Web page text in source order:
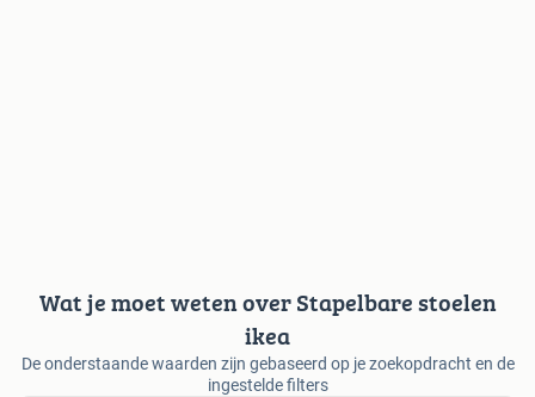
Wat je moet weten over Stapelbare stoelen
ikea
De onderstaande waarden zijn gebaseerd op je zoekopdracht en de
ingestelde filters